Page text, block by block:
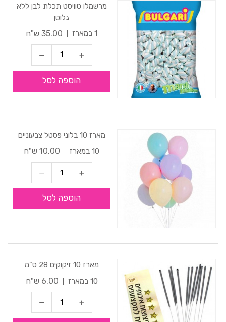
מרשמלו טוויסט תכלת לבן ללא
גלוטן
1 במארז
35.00 ש"ח
הוספה לסל
מארז 10 בלוני פסטל צבעוניים
10 במארז
10.00 ש"ח
הוספה לסל
מארז 10 זיקוקים 28 ס"מ
10 במארז
6.00 ש"ח